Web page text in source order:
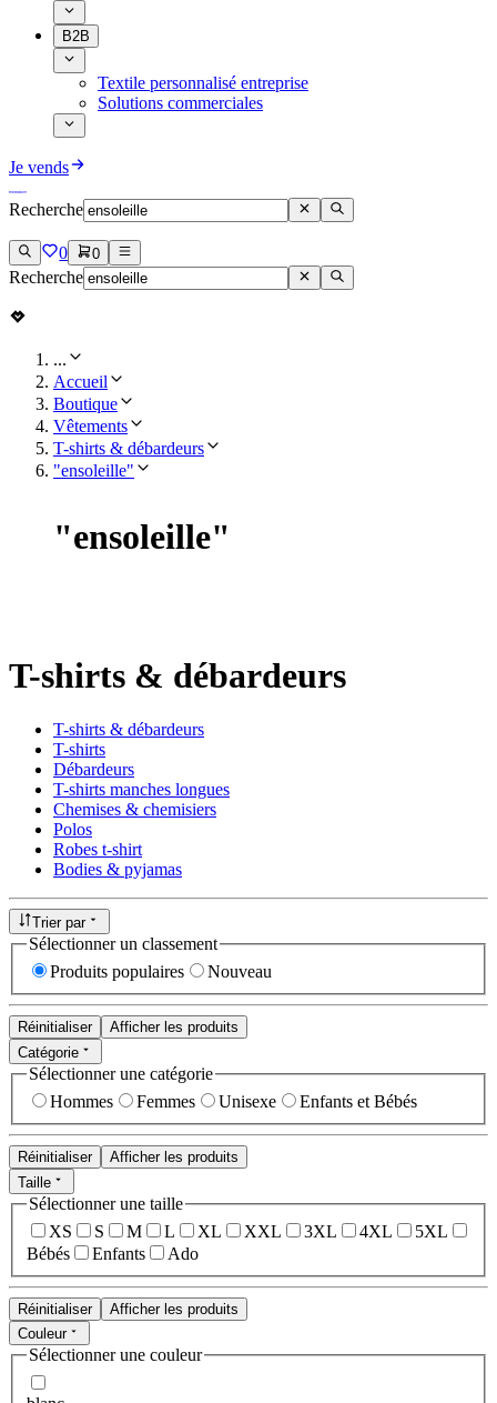
B2B
Textile personnalisé entreprise
Solutions commerciales
Je vends
Recherche
0 0
Recherche
...
Accueil
Boutique
Vêtements
T-shirts & débardeurs
"ensoleille"
"ensoleille"
T-shirts & débardeurs
T-shirts & débardeurs
T-shirts
Débardeurs
T-shirts manches longues
Chemises & chemisiers
Polos
Robes t-shirt
Bodies & pyjamas
Trier par
Sélectionner un classement
Produits populaires
Nouveau
Réinitialiser
Afficher les produits
Catégorie
Sélectionner une catégorie
Hommes
Femmes Unisexe Enfants et Bébés
Réinitialiser
Afficher les produits
Taille
Sélectionner une taille
XS
S M L XL XXL 3XL 4XL
5XL
Bébés
Enfants Ado
Réinitialiser
Afficher les produits
Couleur
Sélectionner une couleur